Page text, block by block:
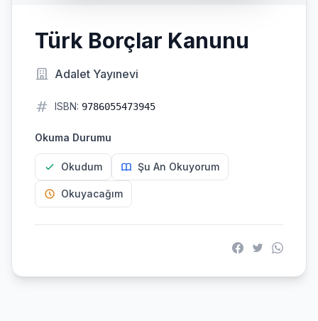
Türk Borçlar Kanunu
Adalet Yayınevi
ISBN: 9786055473945
Okuma Durumu
Okudum Şu An Okuyorum
Okuyacağım